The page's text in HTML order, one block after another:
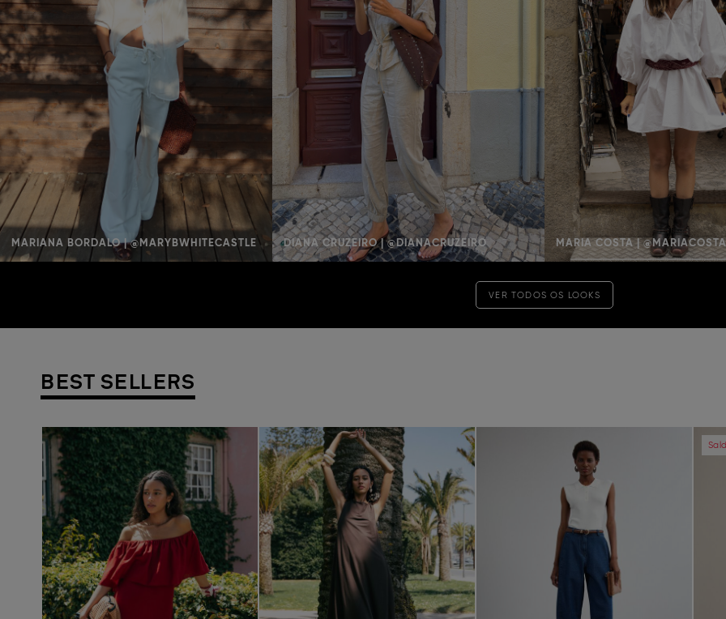
MARIANA BORDALO | @MARYBWHITECASTLE DIANA CRUZEIRO | @DIANACRUZEIRO MARIA COSTA |
VER TODOS OS LOOKS
BEST SELLERS
Previous Previous Next